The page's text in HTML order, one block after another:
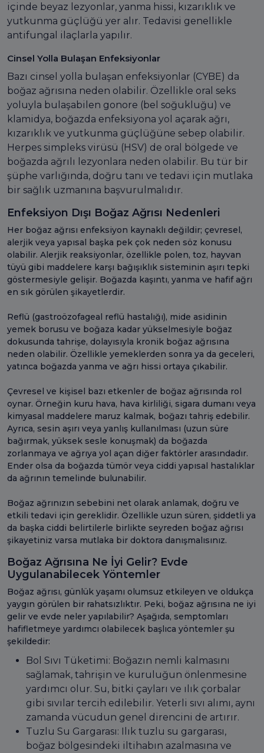
içinde beyaz lezyonlar, yanma hissi, kızarıklık ve
yutkunma güçlüğü yer alır. Tedavisi genellikle
antifungal ilaçlarla yapılır.
Cinsel Yolla Bulaşan Enfeksiyonlar
Bazı cinsel yolla bulaşan enfeksiyonlar (CYBE) da
boğaz ağrısına neden olabilir. Özellikle oral seks
yoluyla bulaşabilen gonore (bel soğukluğu) ve
klamidya, boğazda enfeksiyona yol açarak ağrı,
kızarıklık ve yutkunma güçlüğüne sebep olabilir.
Herpes simpleks virüsü (HSV) de oral bölgede ve
boğazda ağrılı lezyonlara neden olabilir. Bu tür bir
şüphe varlığında, doğru tanı ve tedavi için mutlaka
bir sağlık uzmanına başvurulmalıdır.
Enfeksiyon Dışı Boğaz Ağrısı Nedenleri
Her boğaz ağrısı enfeksiyon kaynaklı değildir; çevresel,
alerjik veya yapısal başka pek çok neden söz konusu
olabilir. Alerjik reaksiyonlar, özellikle polen, toz, hayvan
tüyü gibi maddelere karşı bağışıklık sisteminin aşırı tepki
göstermesiyle gelişir. Boğazda kaşıntı, yanma ve hafif ağrı
en sık görülen şikayetlerdir.
Reflü (gastroözofageal reflü hastalığı), mide asidinin
yemek borusu ve boğaza kadar yükselmesiyle boğaz
dokusunda tahrişe, dolayısıyla kronik boğaz ağrısına
neden olabilir. Özellikle yemeklerden sonra ya da geceleri,
yatınca boğazda yanma ve ağrı hissi ortaya çıkabilir.
Çevresel ve kişisel bazı etkenler de boğaz ağrısında rol
oynar. Örneğin kuru hava, hava kirliliği, sigara dumanı veya
kimyasal maddelere maruz kalmak, boğazı tahriş edebilir.
Ayrıca, sesin aşırı veya yanlış kullanılması (uzun süre
bağırmak, yüksek sesle konuşmak) da boğazda
zorlanmaya ve ağrıya yol açan diğer faktörler arasındadır.
Ender olsa da boğazda tümör veya ciddi yapısal hastalıklar
da ağrının temelinde bulunabilir.
Boğaz ağrınızın sebebini net olarak anlamak, doğru ve
etkili tedavi için gereklidir. Özellikle uzun süren, şiddetli ya
da başka ciddi belirtilerle birlikte seyreden boğaz ağrısı
şikayetiniz varsa mutlaka bir doktora danışmalısınız.
Boğaz Ağrısına Ne İyi Gelir? Evde
Uygulanabilecek Yöntemler
Boğaz ağrısı, günlük yaşamı olumsuz etkileyen ve oldukça
yaygın görülen bir rahatsızlıktır. Peki, boğaz ağrısına ne iyi
gelir ve evde neler yapılabilir? Aşağıda, semptomları
hafifletmeye yardımcı olabilecek başlıca yöntemler şu
şekildedir:
Bol Sıvı Tüketimi: Boğazın nemli kalmasını
sağlamak, tahrişin ve kuruluğun önlenmesine
yardımcı olur. Su, bitki çayları ve ılık çorbalar
gibi sıvılar tercih edilebilir. Yeterli sıvı alımı, aynı
zamanda vücudun genel direncini de artırır.
Tuzlu Su Gargarası: Ilık tuzlu su gargarası,
boğaz bölgesindeki iltihabın azalmasına ve